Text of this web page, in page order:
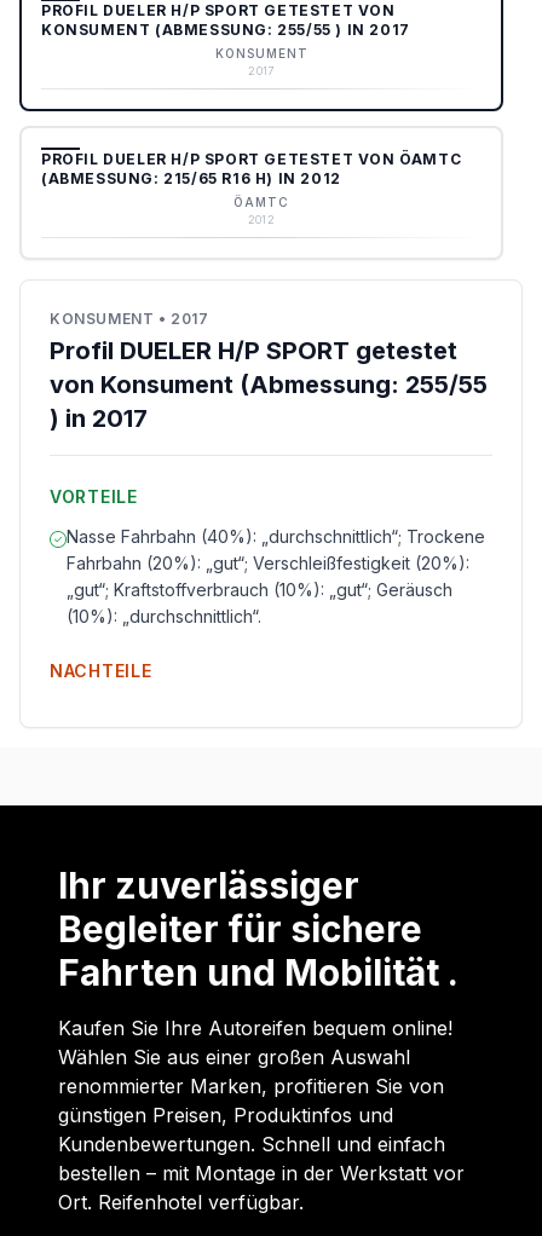
PROFIL DUELER H/P SPORT GETESTET VON
KONSUMENT (ABMESSUNG: 255/55 ) IN 2017
KONSUMENT
2017
PROFIL DUELER H/P SPORT GETESTET VON ÖAMTC
(ABMESSUNG: 215/65 R16 H) IN 2012
ÖAMTC
2012
KONSUMENT • 2017
Profil DUELER H/P SPORT getestet
von Konsument (Abmessung: 255/55
) in 2017
VORTEILE
Nasse Fahrbahn (40%): „durchschnittlich“; Trockene
Fahrbahn (20%): „gut“; Verschleißfestigkeit (20%):
„gut“; Kraftstoffverbrauch (10%): „gut“; Geräusch
(10%): „durchschnittlich“.
NACHTEILE
Ihr zuverlässiger
Begleiter für sichere
Fahrten und Mobilität .
Kaufen Sie Ihre Autoreifen bequem online!
Wählen Sie aus einer großen Auswahl
renommierter Marken, profitieren Sie von
günstigen Preisen, Produktinfos und
Kundenbewertungen. Schnell und einfach
bestellen – mit Montage in der Werkstatt vor
Ort. Reifenhotel verfügbar.